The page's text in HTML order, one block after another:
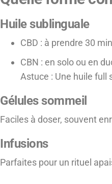
Huile sublinguale
CBD : à prendre 30
CBN : en solo ou en
Astuce : Une huile full
Gélules sommeil
Faciles à doser, souvent
Infusions
Parfaites pour un rituel